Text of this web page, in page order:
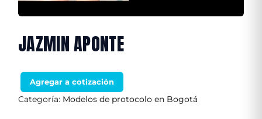
JAZMIN APONTE
Agregar a cotización
Categoría: Modelos de protocolo en Bogotá